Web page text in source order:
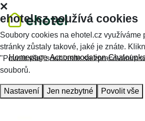
Homepage Accommodation
ehotel.cz používá cookies
Soubory cookies na ehotel.cz využíváme
stránky zůstaly takové, jaké je znáte.
"Povolit vše" souhlasíte se zpracováním
souborů.
Nastavení Jen nezbytné Povolit vše